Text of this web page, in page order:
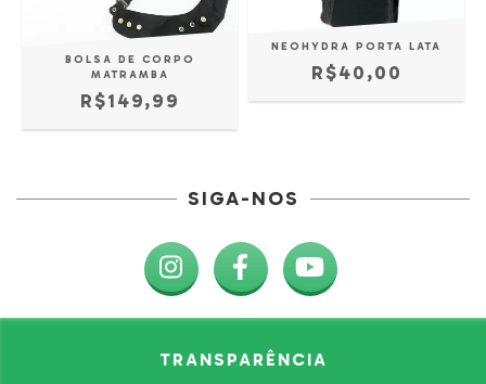
BOLSA DE CORPO
MATRAMBA
R$149,99
NEOHYDRA PORTA LATA
R$40,00
SIGA-NOS
TRANSPARÊNCIA